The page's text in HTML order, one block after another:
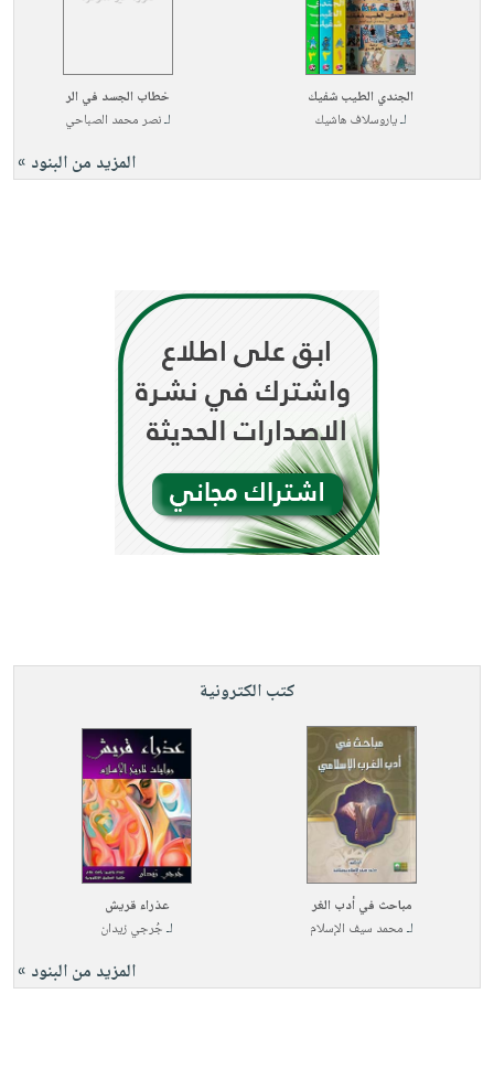
الجندي الطيب شفيك
لـياروسلاف هاشيك
خطاب الجسد في الر
لـنصر محمد الصباحي
المزيد من البنود »
كتب الكترونية
مباحث في أدب الغر
لـمحمد سيف الإسلام
عذراء قريش
لـجُرجي زيدان
المزيد من البنود »